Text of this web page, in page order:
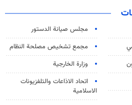
مجلس صيانة الدستور
مجمع تشخيص مصلحة النظام
وزارة الخارجية
اتحاد الاذاعات والتلفزيونات
الاسلامية